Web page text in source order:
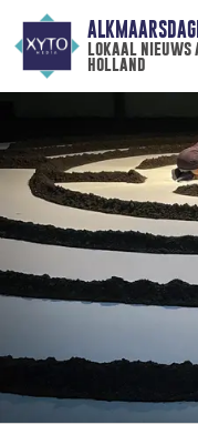
lokaal nieuws
holland